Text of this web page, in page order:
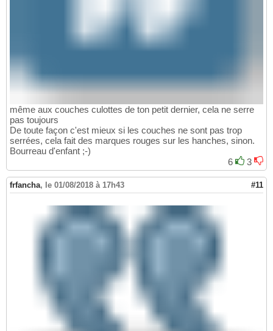
même aux couches culottes de ton petit dernier, cela ne serre
pas toujours
De toute façon c'est mieux si les couches ne sont pas trop
serrées, cela fait des marques rouges sur les hanches, sinon.
Bourreau d'enfant ;-)
6
3
frfancha, le 01/08/2018 à 17h43 #11